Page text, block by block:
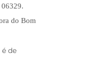
do Bom
de